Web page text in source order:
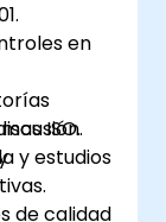
en
ISO.
y estudios
de calidad